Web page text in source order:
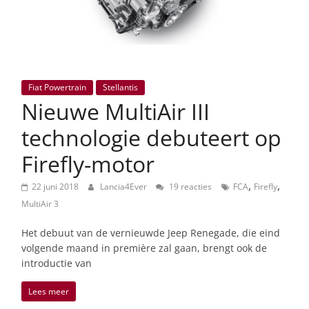
Fiat Powertrain Stellantis
Nieuwe MultiAir III
technologie debuteert op
Firefly-motor
22 juni 2018 Lancia4Ever 19 reacties FCA, Firefly,
MultiAir 3
Het debuut van de vernieuwde Jeep Renegade, die eind
volgende maand in première zal gaan, brengt ook de
introductie van
Lees meer